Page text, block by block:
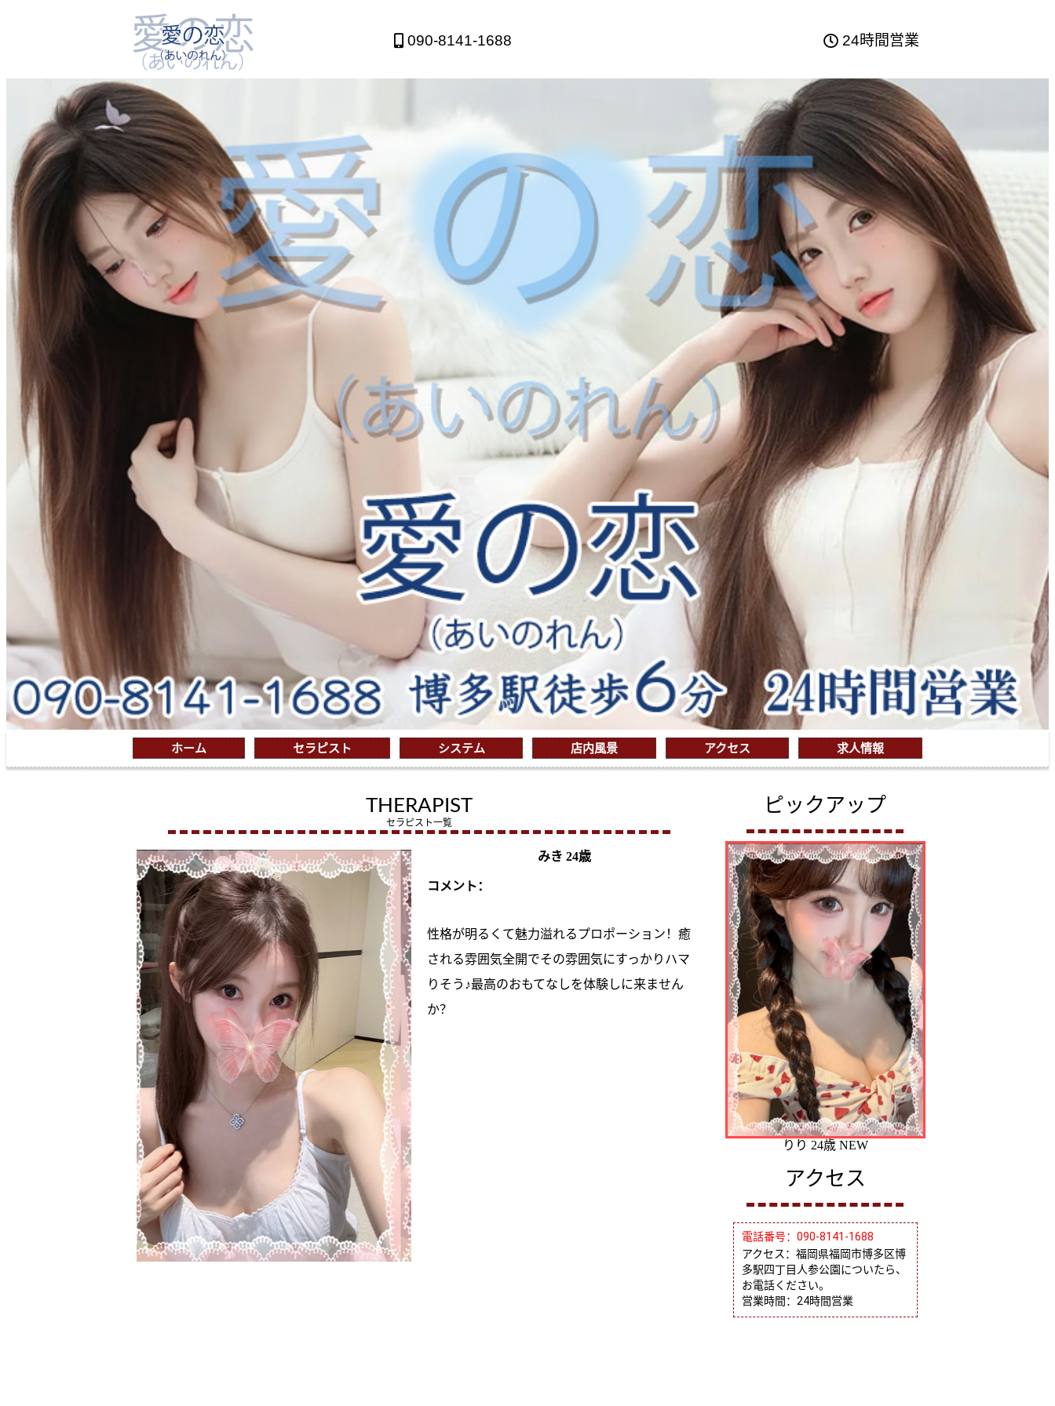
090-8141-1688 24時間営業
ホーム セラピスト システム 店内風景 アクセス 求人情報
THERAPIST
セラピスト一覧
みき 24歳
コメント：
性格が明るくて魅力溢れるプロポーション！癒
される雰囲気全開でその雰囲気にすっかりハマ
りそう♪最高のおもてなしを体験しに来ません
か？
ピックアップ
あや 24歲 NEW ゆゆ 23歳 NEW みな 25歳 NEW
アクセス
電話番号：090-8141-1688
アクセス：福岡県福岡市博多区博
多駅四丁目人参公園についたら、
お電話ください。
営業時間：24時間営業